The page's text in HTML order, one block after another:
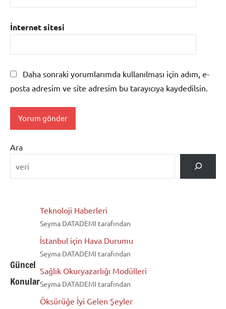
İnternet sitesi
Daha sonraki yorumlarımda kullanılması için adım, e-
posta adresim ve site adresim bu tarayıcıya kaydedilsin.
Ara
Güncel
Konular
Teknoloji Haberleri
Seyma DATADEMI tarafından
İstanbul için Hava Durumu
Seyma DATADEMI tarafından
Sağlık Okuryazarlığı Modülleri
Seyma DATADEMI tarafından
Öksürüğe İyi Gelen Şeyler